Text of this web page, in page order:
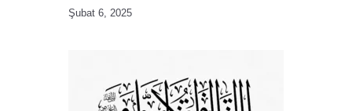
Şubat 6, 2025